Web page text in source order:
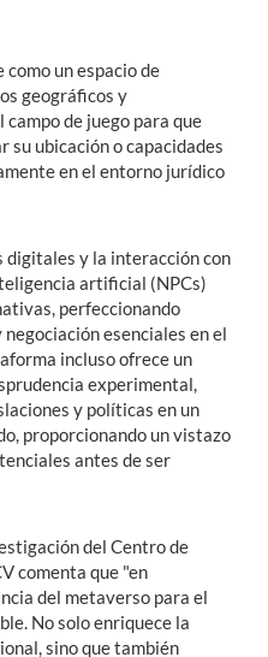
un espacio de
geográficos y
de juego para que
su ubicación o capacidades
en el entorno jurídico
digitales y la interacción con
artificial (NPCs)
perfeccionando
esenciales en el
incluso ofrece un
experimental,
y políticas en un
proporcionando un vistazo
antes de ser
del Centro de
comenta que "en
del metaverso para el
No solo enriquece la
sino que también